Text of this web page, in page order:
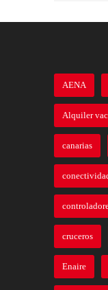
AENA
Alquiler
canarias
cruceros
Enaire